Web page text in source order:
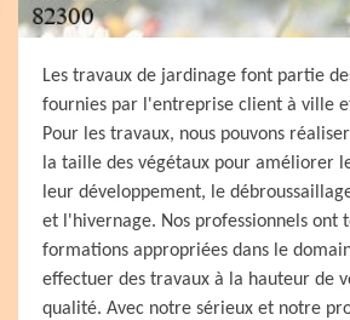
Les travaux de jardinage font partie
fournies par l'entreprise client à ville
Pour les travaux, nous pouvons
la taille des végétaux pour améliorer
leur développement, le
et l'hivernage. Nos professionnels ont
formations appropriées dans le
effectuer des travaux à la hauteur de
qualité. Avec notre sérieux et notre